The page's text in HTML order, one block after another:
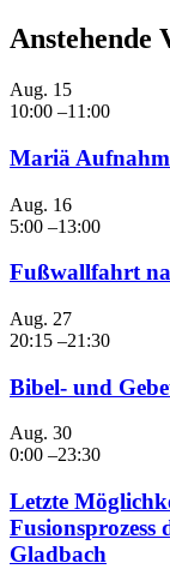
Anstehende
Aug. 15
10:00 –11:00
Mariä
Aug. 16
5:00 –13:00
Fußwallfahrt
Aug. 27
20:15 –21:30
Bibel- und
Aug. 30
0:00 –23:30
Letzte
Fusionsprozess
Gladbach